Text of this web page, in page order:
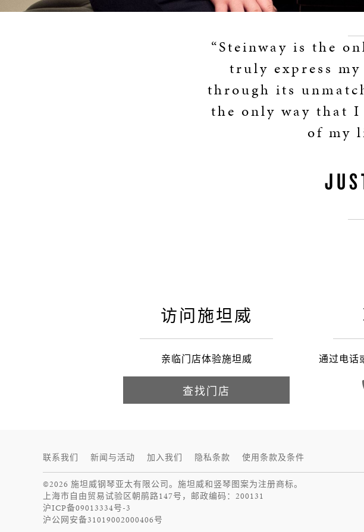
“Steinway is the
truly express
through its
the only way that
of my
访问施坦威
亲临门店体验施坦威
查找门店
通过电话
联系我们 新闻与活动 加入我们 隐私条款 使用条款及条件
©2026 施坦威钢琴亚太有限公司。施坦威和竖琴图案为注册商标。
上海市自由贸易试验区朝鹃路147号，邮政编码：200131
沪ICP备09013334号-3
沪公网安备31019002000406号